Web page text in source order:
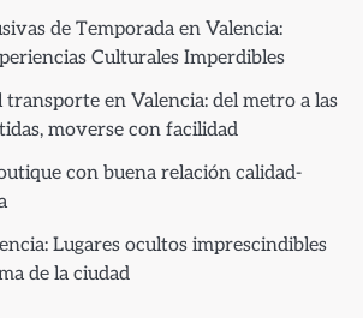
de Temporada en Valencia:
Culturales Imperdibles
transporte en Valencia: del metro a las
moverse con facilidad
con buena relación calidad-
Lugares ocultos imprescindibles
de la ciudad